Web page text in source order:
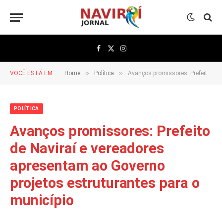
Facebook
X
(Twitter)
Instagram
VOCÊ ESTÁ EM: Home » Política » Avanços promissores: Prefeito de Naviraí e vereadores apresentam ao Governo projetos estruturantes para o município
POLÍTICA
Avanços promissores: Prefeito
de Naviraí e vereadores
apresentam ao Governo
projetos estruturantes para o
município